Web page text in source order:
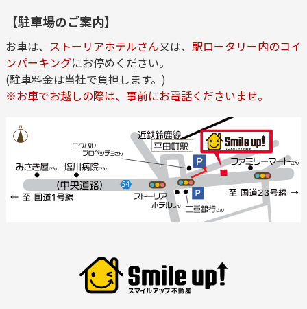
【駐車場のご案内】
お車は、 ストーリアホテルさん又は、 駅ロータリー内のコイ
ンパーキングにお停めください。
(駐車料金は当社で負担します。)
※お車でお越しの際は、事前にお電話くださいませ。